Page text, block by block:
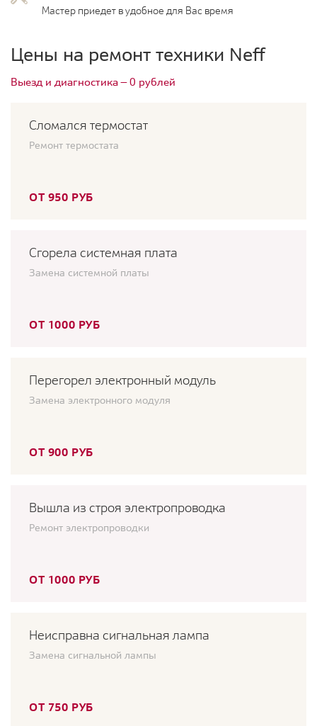
Мастер приедет в удобное для Вас время
Цены на ремонт техники Neff
Выезд и диагностика — 0 рублей
Сломался термостат
Ремонт термостата
ОТ 950 РУБ
Сгорела системная плата
Замена системной платы
ОТ 1000 РУБ
Перегорел электронный модуль
Замена электронного модуля
ОТ 900 РУБ
Вышла из строя электропроводка
Ремонт электропроводки
ОТ 1000 РУБ
Неисправна сигнальная лампа
Замена сигнальной лампы
ОТ 750 РУБ